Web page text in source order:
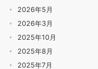
2026年5月
2026年3月
2025年10月
2025年8月
2025年7月